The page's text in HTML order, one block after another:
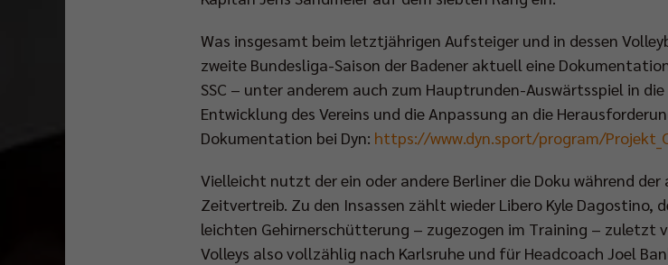
Was insgesamt beim letztjährigen Aufsteiger und in dessen
zweite Bundesliga-Saison der Badener aktuell eine
SSC – unter anderem auch zum Hauptrunden-Auswärtsspiel in
Entwicklung des Vereins und die Anpassung an die
Dokumentation bei Dyn: https://www.dyn.sport/program/
Vielleicht nutzt der ein oder andere Berliner die Doku während
Zeitvertreib. Zu den Insassen zählt wieder Libero Kyle Dagostino,
leichten Gehirnerschütterung – zugezogen im Training – zuletzt
Volleys also vollzählig nach Karlsruhe und für Headcoach Joel